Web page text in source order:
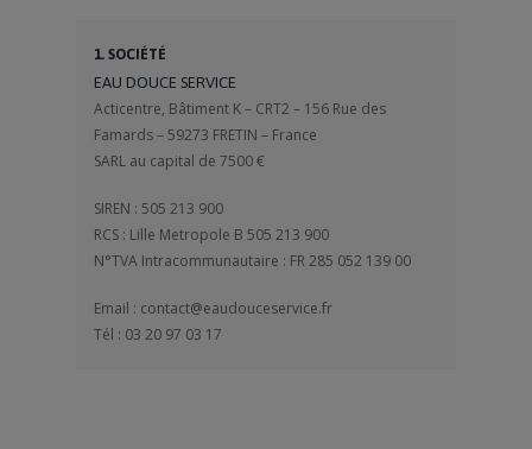
1. SOCIÉTÉ
EAU DOUCE SERVICE
Acticentre, Bâtiment K – CRT2 – 156 Rue des
Famards – 59273 FRETIN – France
SARL au capital de 7500 €
SIREN : 505 213 900
RCS : Lille Metropole B 505 213 900
N°TVA Intracommunautaire : FR 285 052 139 00
Email : contact@eaudouceservice.fr
Tél : 03 20 97 03 17